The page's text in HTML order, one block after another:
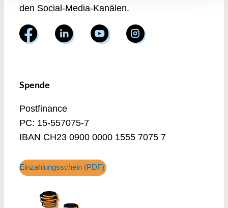
den Social-Media-Kanälen.
Spende
Postfinance
PC: 15-557075-7
IBAN CH23 0900 0000 1555 7075 7
Einzahlungsschein (PDF)